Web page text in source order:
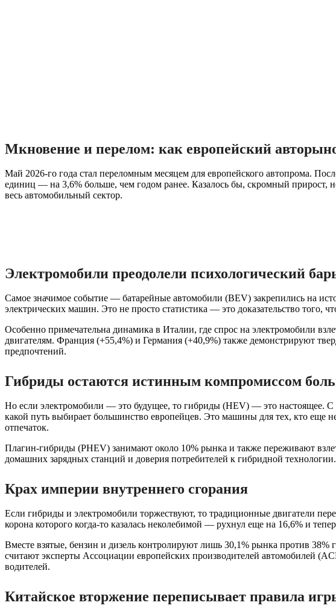
Мкновение и перелом: как европейский
Май 2026-го года стал переломным месяцем для европейского автопрома.
единиц — на 3,6% больше, чем годом ранее. Казалось бы, скромный прирост,
весь автомобильный сектор.
Электромобили преодолели психологический
Самое значимое событие — батарейные автомобили (BEV) закрепились на
электрических машин. Это не просто статистика — это доказательство того,
Особенно примечательна динамика в Италии, где спрос на электромобили
двигателям. Франция (+55,4%) и Германия (+40,9%) также демонстрируют
предпочтений.
Гибриды остаются истинным компромиссом
Но если электромобили — это будущее, то гибриды (HEV) — это настоящее.
какой путь выбирает большинство европейцев. Это машины для тех, кто еще
отпечаток.
Плагин-гибриды (PHEV) занимают около 10% рынка и также переживают
домашних зарядных станций и доверия потребителей к гибридной технологии.
Крах империи внутреннего сгорания
Если гибриды и электромобили торжествуют, то традиционные двигатели
корона которого когда-то казалась неколебимой — рухнул еще на 16,6% и
Вместе взятые, бензин и дизель контролируют лишь 30,1% рынка против
считают эксперты Ассоциации европейских производителей автомобилей
водителей.
Китайское вторжение переписывает правила